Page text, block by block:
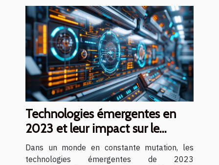
Technologies émergentes en
2023 et leur impact sur le
marché global
Dans un monde en constante mutation, les
technologies émergentes de 2023